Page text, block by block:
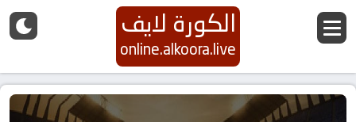
الكورة لايف
online.alkoora.live